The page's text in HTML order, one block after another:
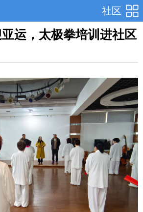
社区
运，太极拳培训进社区